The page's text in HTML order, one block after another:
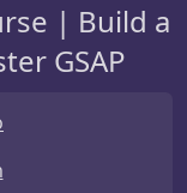
| Build a
GSAP